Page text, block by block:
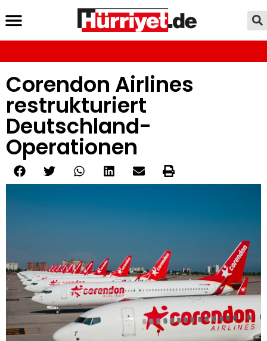
Corendon Airlines
restrukturiert
Deutschland-
Operationen